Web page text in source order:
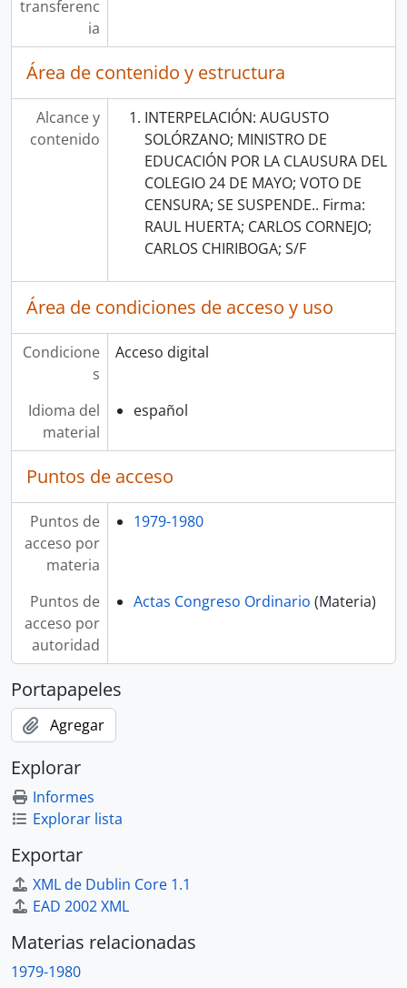
transferenc
ia
Área de contenido y estructura
Alcance y
contenido
INTERPELACIÓN: AUGUSTO
SOLÓRZANO; MINISTRO DE
EDUCACIÓN POR LA CLAUSURA DEL
COLEGIO 24 DE MAYO; VOTO DE
CENSURA; SE SUSPENDE.. Firma:
RAUL HUERTA; CARLOS CORNEJO;
CARLOS CHIRIBOGA; S/F
Área de condiciones de acceso y uso
Condicione
s
Acceso digital
Idioma del
material
español
Puntos de acceso
Puntos de
acceso por
materia
1979-1980
Puntos de
acceso por
autoridad
Actas Congreso Ordinario (Materia)
Portapapeles
Agregar
Explorar
Informes
Explorar lista
Exportar
XML de Dublin Core 1.1
EAD 2002 XML
Materias relacionadas
1979-1980